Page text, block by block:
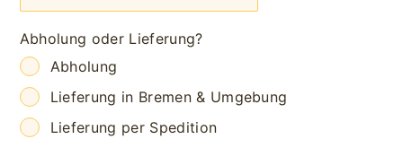
Abholung oder Lieferung?
Abholung
Lieferung in Bremen & Umgebung
Lieferung per Spedition